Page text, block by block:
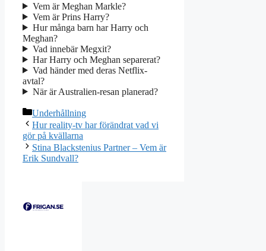
Vem är Meghan Markle?
Vem är Prins Harry?
Hur många barn har Harry och
Meghan?
Vad innebär Megxit?
Har Harry och Meghan separerat?
Vad händer med deras Netflix-
avtal?
När är Australien-resan planerad?
Kategorier
Underhållning
Hur reality-tv har förändrat vad vi
gör på kvällarna
Stina Blackstenius Partner – Vem är
Erik Sundvall?